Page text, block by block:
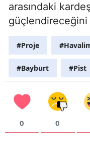
arasındaki
#Proje
#Bayburt #Pist
0 0